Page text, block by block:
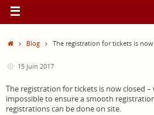
Accueil
Blog The registration for tickets is
15 juin 2017
The registration for tickets is now closed
impossible to ensure a smooth
registrations can be done on site.